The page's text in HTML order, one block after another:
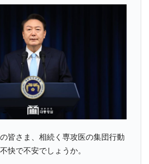
皆さま、相続く専攻医の集団行動
快で不安でしょうか。